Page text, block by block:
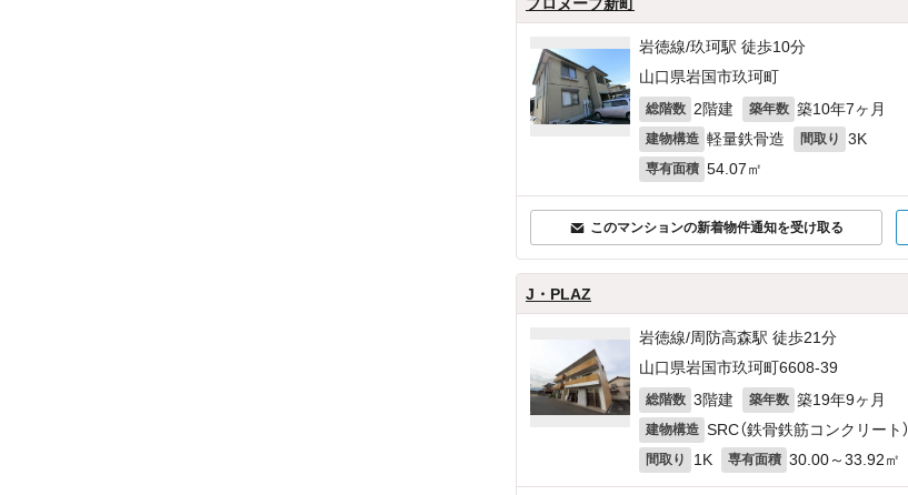
岩徳線/玖珂駅 徒歩10分
山口県岩国市玖珂町
総階数 2階建 築年数 築10年7ヶ月
建物構造 軽量鉄骨造 間取り 3K
専有面積 54.07㎡
このマンションの新着物件通知を受け取る
J・PLAZ
岩徳線/周防高森駅 徒歩21分
山口県岩国市玖珂町6608‐39
総階数 3階建 築年数 築19年9ヶ月
建物構造 SRC（鉄骨鉄筋コンクリート）
間取り 1K 専有面積 30.00～33.92㎡